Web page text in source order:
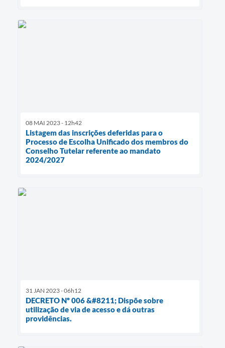
08 MAI 2023 - 12h42
Listagem das inscrições deferidas para o
Processo de Escolha Unificado dos membros do
Conselho Tutelar referente ao mandato
2024/2027
31 JAN 2023 - 06h12
DECRETO Nº 006 &#8211; Dispõe sobre
utilização de via de acesso e dá outras
providências.